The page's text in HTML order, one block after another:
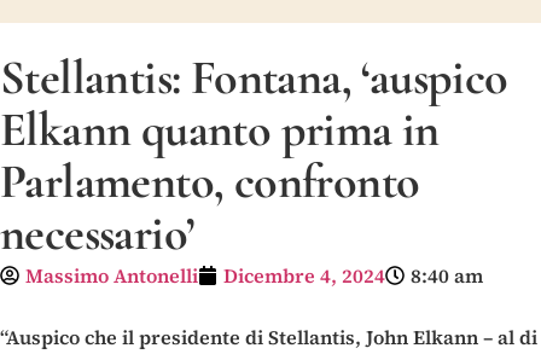
Stellantis: Fontana, ‘auspico
Elkann quanto prima in
Parlamento, confronto
necessario’
Massimo Antonelli Dicembre 4, 2024 8:40 am
“Auspico che il presidente di Stellantis, John Elkann – al di